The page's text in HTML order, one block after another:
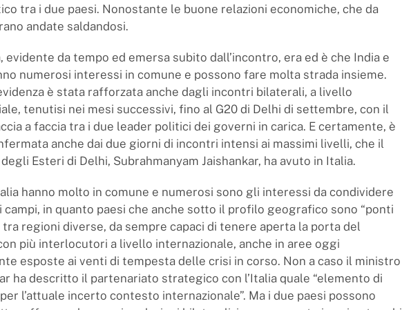
tra i due paesi. Nonostante le buone relazioni economiche, che da
andate saldandosi.
evidente da tempo ed emersa subito dall’incontro, era ed è che India e
numerosi interessi in comune e possono fare molta strada insieme.
è stata rafforzata anche dagli incontri bilaterali, a livello
tenutisi nei mesi successivi, fino al G20 di Delhi di settembre, con il
a faccia tra i due leader politici dei governi in carica. E certamente, è
anche dai due giorni di incontri intensi ai massimi livelli, che il
Esteri di Delhi, Subrahmanyam Jaishankar, ha avuto in Italia.
hanno molto in comune e numerosi sono gli interessi da condividere
campi, in quanto paesi che anche sotto il profilo geografico sono “ponti
tra regioni diverse, da sempre capaci di tenere aperta la porta del
più interlocutori a livello internazionale, anche in aree oggi
esposte ai venti di tempesta delle crisi in corso. Non a caso il ministro
ha descritto il partenariato strategico con l’Italia quale “elemento di
l’attuale incerto contesto internazionale”. Ma i due paesi possono